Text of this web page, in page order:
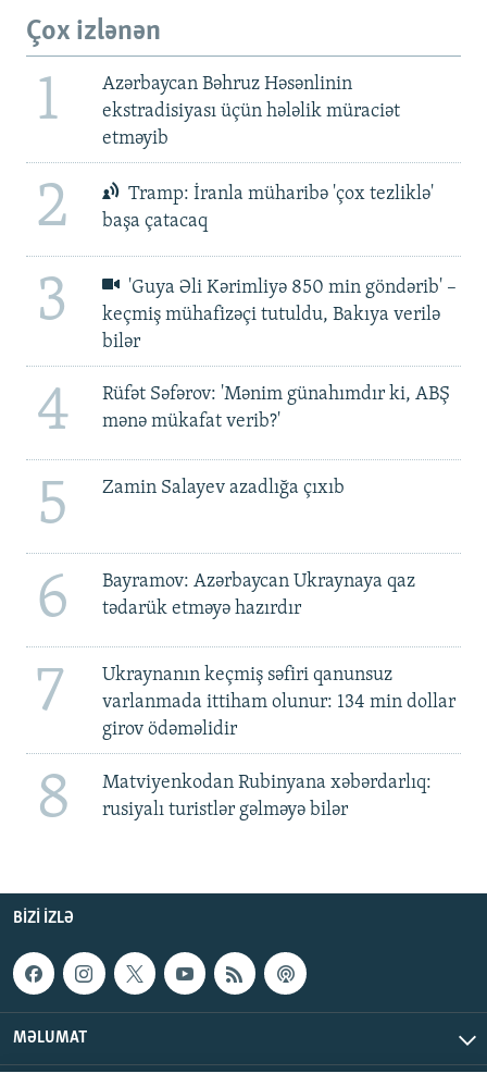
Çox izlənən
1
Azərbaycan Bəhruz Həsənlinin
ekstradisiyası üçün hələlik müraciət
etməyib
2
Tramp: İranla müharibə 'çox tezliklə'
başa çatacaq
3
'Guya Əli Kərimliyə 850 min göndərib' –
keçmiş mühafizəçi tutuldu, Bakıya verilə
bilər
4
Rüfət Səfərov: 'Mənim günahımdır ki, ABŞ
mənə mükafat verib?'
5 Zamin Salayev azadlığa çıxıb
6
Bayramov: Azərbaycan Ukraynaya qaz
tədarük etməyə hazırdır
7
Ukraynanın keçmiş səfiri qanunsuz
varlanmada ittiham olunur: 134 min dollar
girov ödəməlidir
8
Matviyenkodan Rubinyana xəbərdarlıq:
rusiyalı turistlər gəlməyə bilər
BIZI IZLƏ
MƏLUMAT